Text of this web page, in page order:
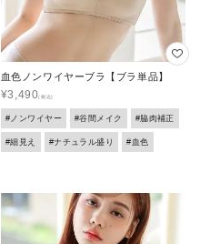
血色ノンワイヤーブラ【ブラ単品】
¥3,490
#ノンワイヤー #谷間メイク #脇肉補正
#細見え #ナチュラル盛り #血色